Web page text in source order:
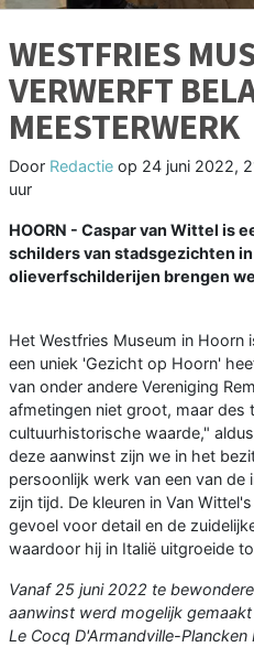
WESTFRIES
VERWERFT
MEESTERWERK
Door Redactie op 24 juni 2022,
uur
HOORN - Caspar van Wittel is
schilders van stadsgezichten
olieverfschilderijen brengen
Het Westfries Museum in
een uniek 'Gezicht op Hoorn'
van onder andere Vereniging
afmetingen niet groot, maar des
cultuurhistorische waarde,"
deze aanwinst zijn we in het
persoonlijk werk van een van de
zijn tijd. De kleuren in Van
gevoel voor detail en de
waardoor hij in Italië uitgroeide
Vanaf 25 juni 2022 te
aanwinst werd mogelijk
Le Cocq D'Armandville-